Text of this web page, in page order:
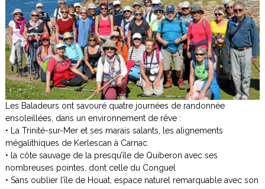
Les Baladeurs ont savouré quatre journées de randonnée
ensoleillées, dans un environnement de rêve :
• La Trinité-sur-Mer et ses marais salants, les alignements
mégalithiques de Kerlescan à Carnac
• la côte sauvage de la presqu’île de Quiberon avec ses
nombreuses pointes, dont celle du Conguel
• Sans oublier l’île de Houat, espace naturel remarquable avec son